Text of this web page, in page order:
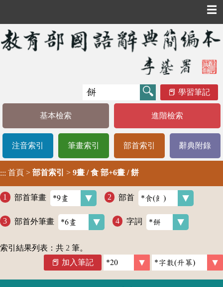
☰
學習筆記
基本檢索 進階檢索
注音索引 筆畫索引 部首索引 辭典附錄
::: 首頁 > 部首索引 > 9畫 / 食 部+6畫 / 餅
部首筆畫 部首
部首外筆畫 字詞
索引結果列表：共 2 筆。
加入筆記